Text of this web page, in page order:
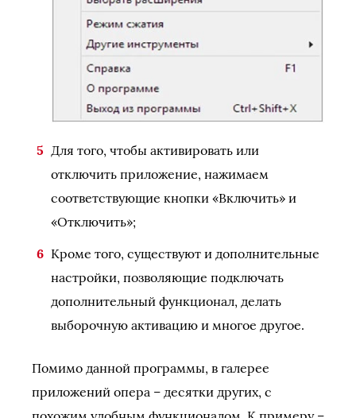
Для того, чтобы активировать или
отключить приложение, нажимаем
соответствующие кнопки «Включить» и
«Отключить»;
Кроме того, существуют и дополнительные
настройки, позволяющие подключать
дополнительный функционал, делать
выборочную активацию и многое другое.
Помимо данной программы, в галерее
приложений опера – десятки других, с